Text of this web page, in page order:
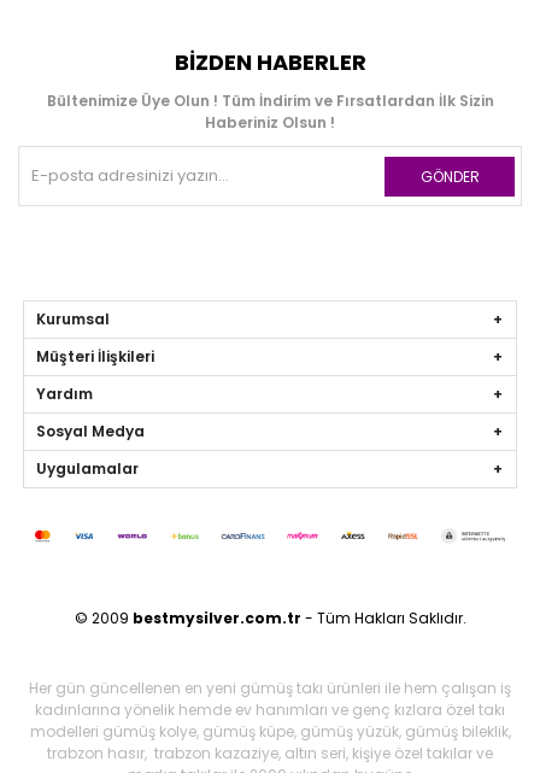
BIZDEN HABERLER
Bültenimize Üye Olun ! Tüm İndirim ve Fırsatlardan İlk Sizin
Haberiniz Olsun !
GÖNDER
Kurumsal
Müşteri İlişkileri
Yardım
Sosyal Medya
Uygulamalar
© 2009 bestmysilver.com.tr - Tüm Hakları Saklıdır.
Her gün güncellenen en yeni gümüş takı ürünleri ile hem çalışan iş
kadınlarına yönelik hemde ev hanımları ve genç kızlara özel takı
modelleri gümüş kolye, gümüş küpe, gümüş yüzük, gümüş bileklik,
trabzon hasır, trabzon kazaziye, altın seri, kişiye özel takılar ve